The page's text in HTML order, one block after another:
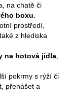
na chatě či
boxu
prostředí,
z hlediska
na hotová jídla
pokrmy s rýží či
přenášet a